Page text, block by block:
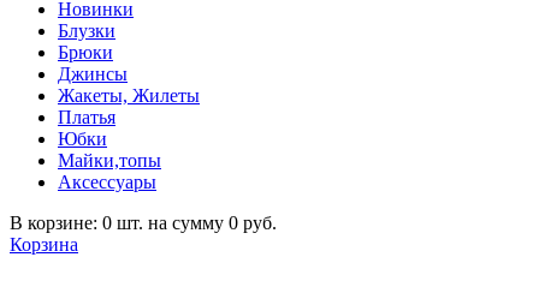
Новинки
Блузки
Брюки
Джинсы
Жакеты, Жилеты
Платья
Юбки
Майки,топы
Аксессуары
В корзине: 0 шт. на сумму 0 руб.
Корзина